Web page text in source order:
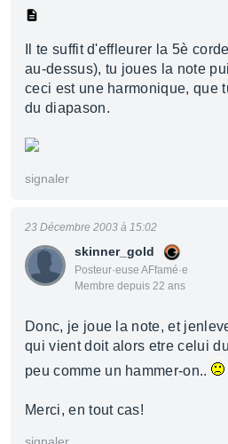
Il te suffit d'effleurer la 5è
au-dessus), tu joues la note
ceci est une harmonique, que
du diapason.
signaler
skinner_gold
Posteur·euse AFfamé·e
Membre depuis 22 ans
23 Décembre 2003 à 15:02
Donc, je joue la note, et
qui vient doit alors etre celui
peu comme un hammer-on..
Merci, en tout cas!